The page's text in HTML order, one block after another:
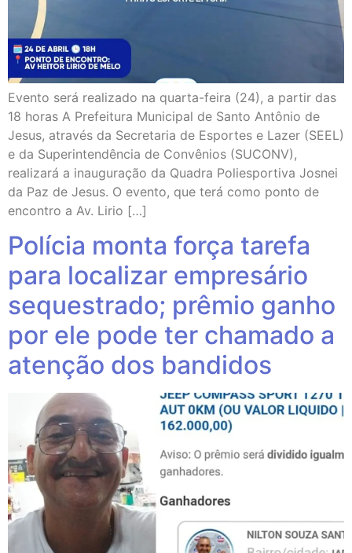
Evento será realizado na quarta-feira (24), a partir das
18 horas A Prefeitura Municipal de Santo Antônio de
Jesus, através da Secretaria de Esportes e Lazer (SEEL)
e da Superintendência de Convênios (SUCONV),
realizará a inauguração da Quadra Poliesportiva Josnei
da Paz de Jesus. O evento, que terá como ponto de
encontro a Av. Lirio […]
Polícia monta força tarefa
para localizar empresário
sequestrado; prêmio ganho
por ele pode ter chamado a
atenção dos bandidos